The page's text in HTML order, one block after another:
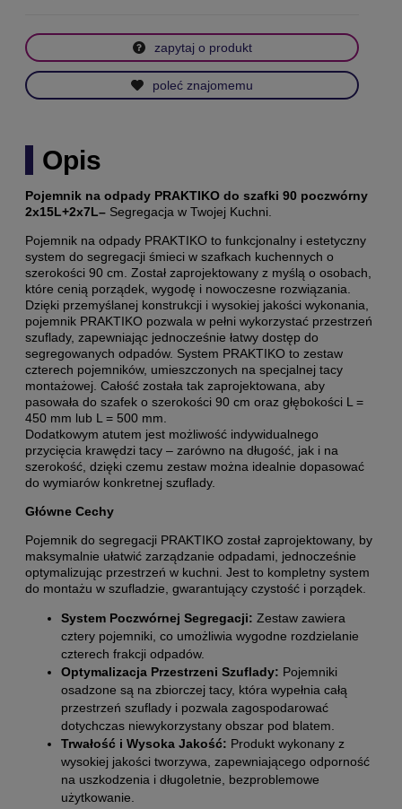
zapytaj o produkt
poleć znajomemu
Opis
Pojemnik na odpady PRAKTIKO do szafki 90 poczwórny
2x15L+2x7L– Segregacja w Twojej Kuchni.
Pojemnik na odpady PRAKTIKO to funkcjonalny i estetyczny
system do segregacji śmieci w szafkach kuchennych o
szerokości 90 cm. Został zaprojektowany z myślą o osobach,
które cenią porządek, wygodę i nowoczesne rozwiązania.
Dzięki przemyślanej konstrukcji i wysokiej jakości wykonania,
pojemnik PRAKTIKO pozwala w pełni wykorzystać przestrzeń
szuflady, zapewniając jednocześnie łatwy dostęp do
segregowanych odpadów. System PRAKTIKO to zestaw
czterech pojemników, umieszczonych na specjalnej tacy
montażowej. Całość została tak zaprojektowana, aby
pasowała do szafek o szerokości 90 cm oraz głębokości L =
450 mm lub L = 500 mm.
Dodatkowym atutem jest możliwość indywidualnego
przycięcia krawędzi tacy – zarówno na długość, jak i na
szerokość, dzięki czemu zestaw można idealnie dopasować
do wymiarów konkretnej szuflady.
Główne Cechy
Pojemnik do segregacji PRAKTIKO został zaprojektowany, by
maksymalnie ułatwić zarządzanie odpadami, jednocześnie
optymalizując przestrzeń w kuchni. Jest to kompletny system
do montażu w szufladzie, gwarantujący czystość i porządek.
System Poczwórnej Segregacji: Zestaw zawiera
cztery pojemniki, co umożliwia wygodne rozdzielanie
czterech frakcji odpadów.
Optymalizacja Przestrzeni Szuflady: Pojemniki
osadzone są na zbiorczej tacy, która wypełnia całą
przestrzeń szuflady i pozwala zagospodarować
dotychczas niewykorzystany obszar pod blatem.
Trwałość i Wysoka Jakość: Produkt wykonany z
wysokiej jakości tworzywa, zapewniającego odporność
na uszkodzenia i długoletnie, bezproblemowe
użytkowanie.